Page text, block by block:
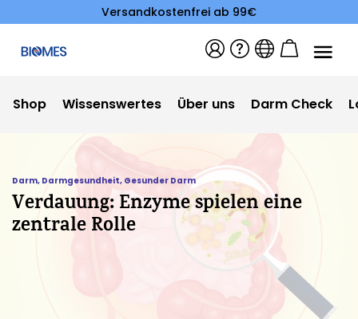
Versandkostenfrei ab 99€
Shop Wissenswertes Über uns Darm Check
Darm, Darmgesundheit, Gesunder Darm
Verdauung: Enzyme spielen eine
zentrale Rolle